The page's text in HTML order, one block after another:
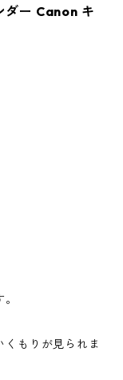
ダー Canon キ
くもりが見られま